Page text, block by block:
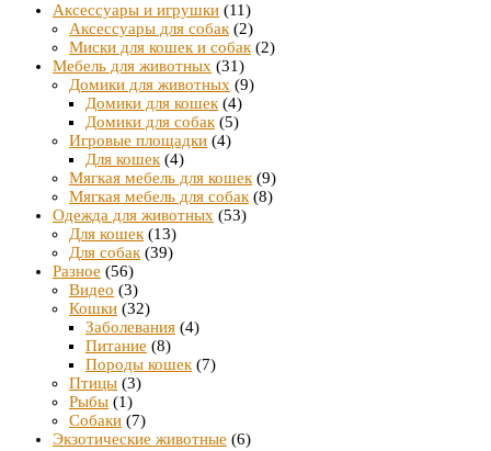
Аксессуары и игрушки (11)
Аксессуары для собак (2)
Миски для кошек и собак (2)
Мебель для животных (31)
Домики для животных (9)
Домики для кошек (4)
Домики для собак (5)
Игровые площадки (4)
Для кошек (4)
Мягкая мебель для кошек (9)
Мягкая мебель для собак (8)
Одежда для животных (53)
Для кошек (13)
Для собак (39)
Разное (56)
Видео (3)
Кошки (32)
Заболевания (4)
Питание (8)
Породы кошек (7)
Птицы (3)
Рыбы (1)
Собаки (7)
Экзотические животные (6)